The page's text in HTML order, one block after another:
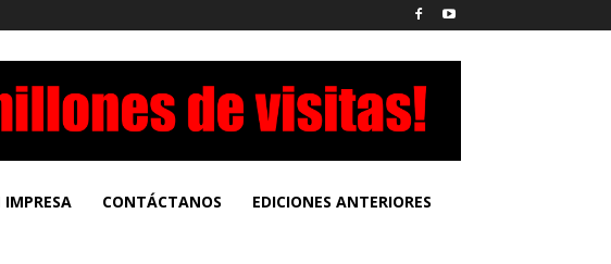
IMPRESA CONTÁCTANOS EDICIONES ANTERIORES